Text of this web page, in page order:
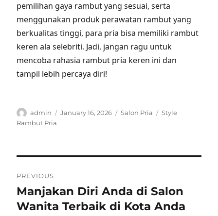
pemilihan gaya rambut yang sesuai, serta
menggunakan produk perawatan rambut yang
berkualitas tinggi, para pria bisa memiliki rambut
keren ala selebriti. Jadi, jangan ragu untuk
mencoba rahasia rambut pria keren ini dan
tampil lebih percaya diri!
Author
admin
Posted
January 16, 2026 Categories
Salon Pria Tags
Style
Rambut Pria
navigation
PREVIOUS
Previous
post:
Manjakan Diri Anda di Salon
Wanita Terbaik di Kota Anda